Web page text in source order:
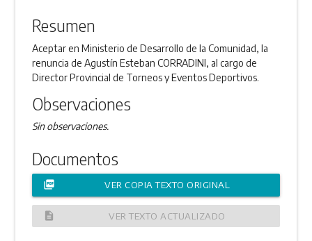
Resumen
Aceptar en Ministerio de Desarrollo de la Comunidad, la
renuncia de Agustín Esteban CORRADINI, al cargo de
Director Provincial de Torneos y Eventos Deportivos.
Observaciones
Sin observaciones.
Documentos
picture_as_pdf VER COPIA TEXTO ORIGINAL
description VER TEXTO ACTUALIZADO